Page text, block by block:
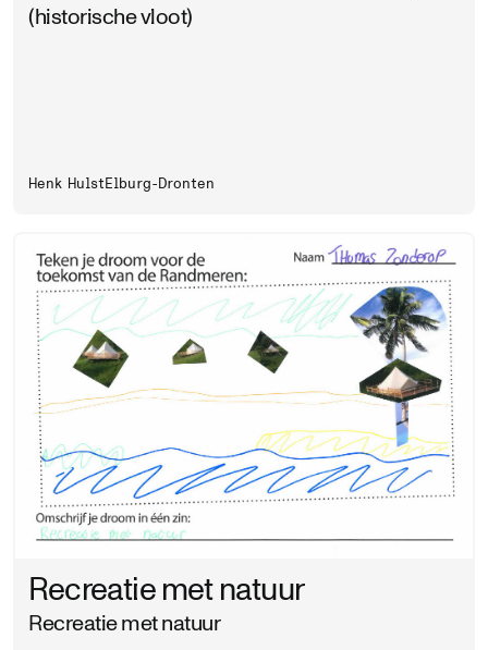
(historische vloot)
Henk Hulst Elburg-Dronten
Recreatie met natuur
Recreatie met natuur